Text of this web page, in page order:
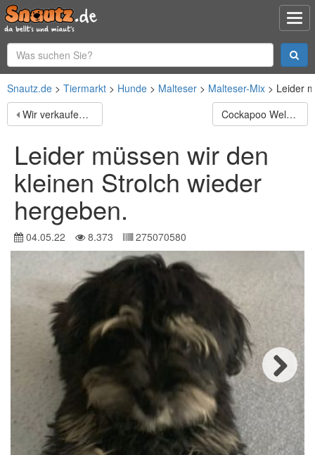
Snautz.de Tiermarkt Hunde Malteser Malteser-Mix
Leider
Wir verkaufen schweren Herzens unseren Dobermann Rüden
Cockapoo Welpe 7 Welpen mit den Farbschlaegen 3 mal
Leider müssen wir den
kleinen Strolch wieder
hergeben.
04.05.22 8.373 275070580
Next